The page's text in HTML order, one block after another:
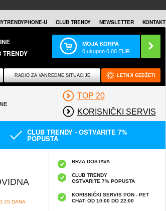
U CLUB TRENDY NEWSLETTER KONTAKT
TRENDY
MOJA KORPA
0ukupno0,00 EUR
RADIO ZA VANREDNE SITUACIJE LETNJI GEDŽETI
TOP 20
KORISNIČKI SERVIS
CLUB TRENDY - OSTVARITE 7%
POPUSTA
25 DANA
BRZA DOSTAVA
CLUB TRENDY
OSTVARITE 7% POPUSTA
KORISNIČKI SERVIS PON - PET
CHAT: OD 10:00 DO 22:00